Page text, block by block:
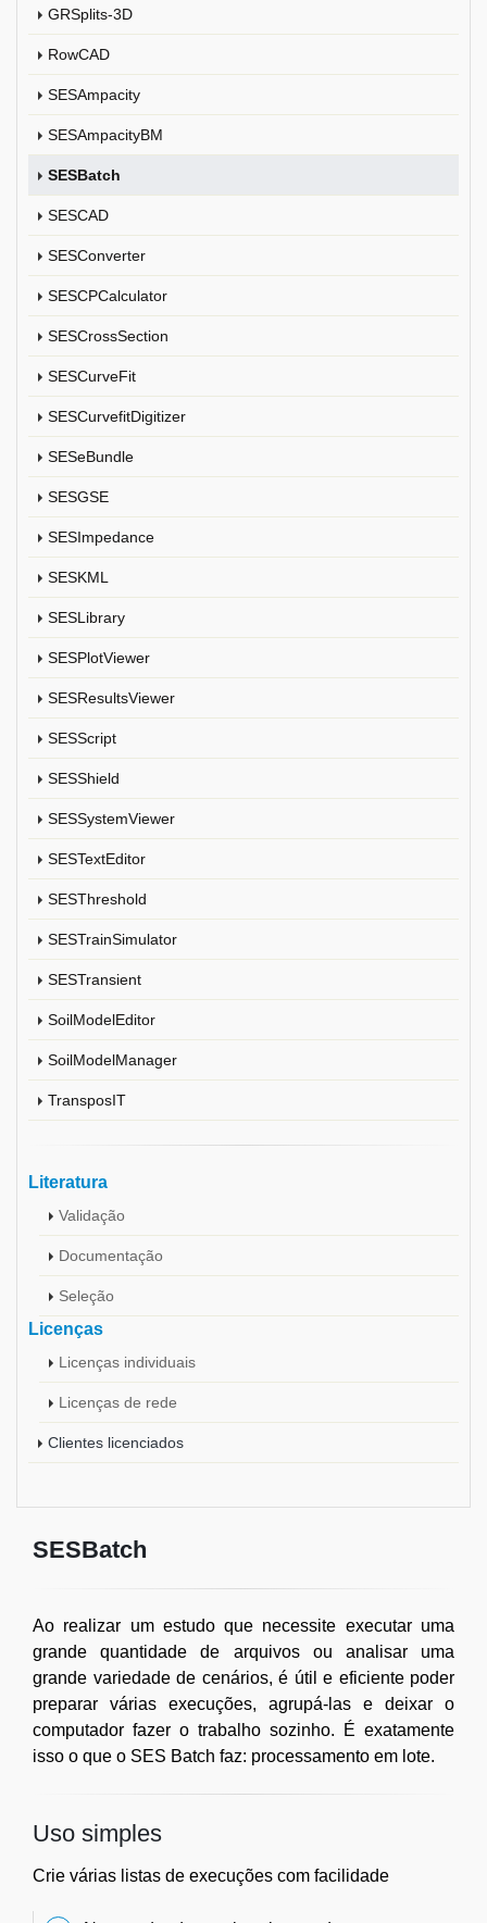
GRSplits-3D
RowCAD
SESAmpacity
SESAmpacityBM
SESBatch
SESCAD
SESConverter
SESCPCalculator
SESCrossSection
SESCurveFit
SESCurvefitDigitizer
SESeBundle
SESGSE
SESImpedance
SESKML
SESLibrary
SESPlotViewer
SESResultsViewer
SESScript
SESShield
SESSystemViewer
SESTextEditor
SESThreshold
SESTrainSimulator
SESTransient
SoilModelEditor
SoilModelManager
TransposIT
Literatura
Validação
Documentação
Seleção
Licenças
Licenças individuais
Licenças de rede
Clientes licenciados
SESBatch
Ao realizar um estudo que necessite executar uma
grande quantidade de arquivos ou analisar uma
grande variedade de cenários, é útil e eficiente poder
preparar várias execuções, agrupá-las e deixar o
computador fazer o trabalho sozinho. É exatamente
isso o que o SES Batch faz: processamento em lote.
Uso simples
Crie várias listas de execuções com facilidade